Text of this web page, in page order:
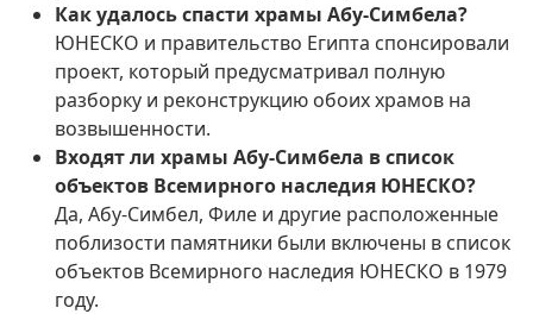
Как удалось спасти храмы Абу-Симбела?
ЮНЕСКО и правительство Египта спонсировали
проект, который предусматривал полную
разборку и реконструкцию обоих храмов на
возвышенности.
Входят ли храмы Абу-Симбела в список
объектов Всемирного наследия ЮНЕСКО?
Да, Абу-Симбел, Филе и другие расположенные
поблизости памятники были включены в список
объектов Всемирного наследия ЮНЕСКО в 1979
году.